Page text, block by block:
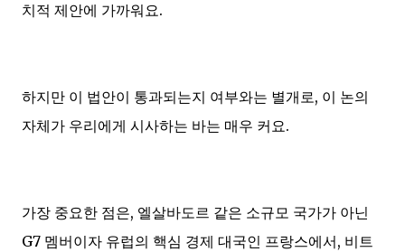
치적 제안에 가까워요.
하지만 이 법안이 통과되는지 여부와는 별개로, 이 논의
자체가 우리에게 시사하는 바는 매우 커요.
가장 중요한 점은, 엘살바도르 같은 소규모 국가가 아닌
G7 멤버이자 유럽의 핵심 경제 대국인 프랑스에서, 비트